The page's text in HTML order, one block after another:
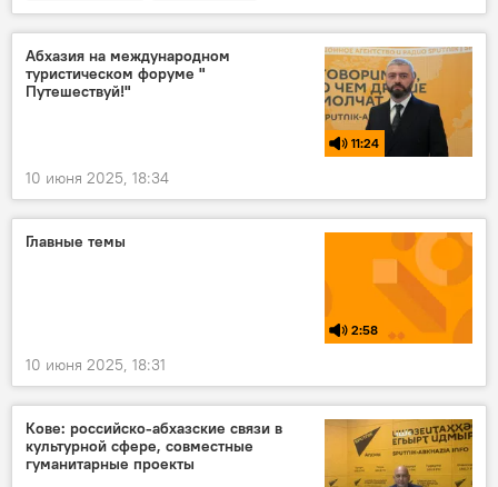
погода в Абхазии
Абхазия на международном
туристическом форуме "
Путешествуй!"
11:24
10 июня 2025, 18:34
Главные темы
2:58
10 июня 2025, 18:31
Кове: российско-абхазские связи в
культурной сфере, совместные
гуманитарные проекты